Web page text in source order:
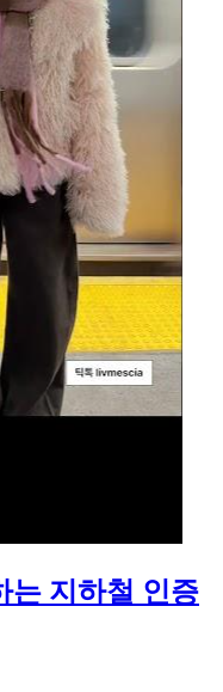
는 지하철 인증